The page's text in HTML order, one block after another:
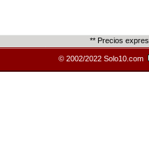
** Precios
© 2002/2022 Solo10.com